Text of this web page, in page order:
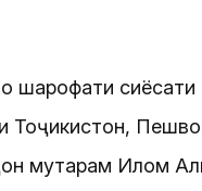
шарофати сиёсати
Тоҷикистон,
муҳтарам Илҳом